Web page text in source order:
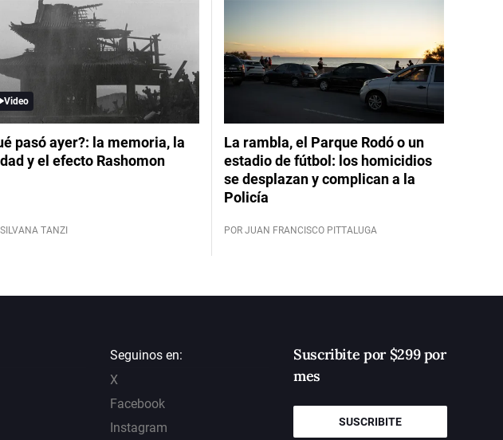
Video
pasó ayer?: la memoria, la
y el efecto Rashomon
TANZI
La rambla, el Parque Rodó o un
estadio de fútbol: los homicidios
se desplazan y complican a la
Policía
POR JUAN FRANCISCO PITTALUGA
Seguinos en:
X
Facebook
Instagram
Suscribite por $299 por
mes
SUSCRIBITE